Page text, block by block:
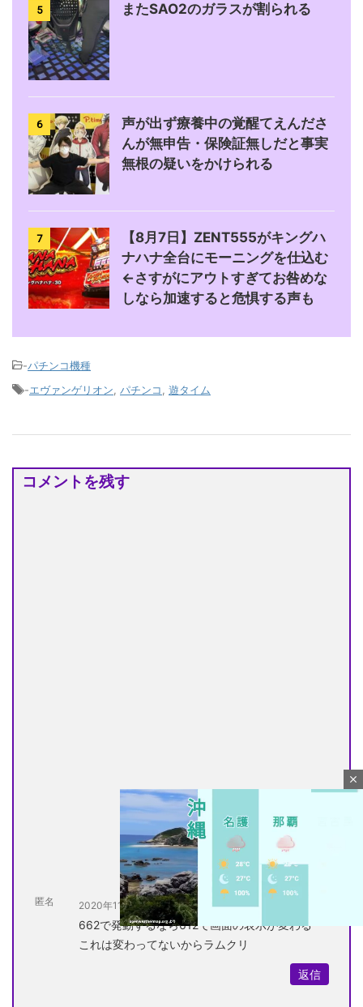
5 またSAO2のガラスが割られる
6
声が出ず療養中の覚醒てえんださ
んが無申告・保険証無しだと事実
無根の疑いをかけられる
7
【8月7日】ZENT555がキングハ
ナハナ全台にモーニングを仕込む
←さすがにアウトすぎてお咎めな
しなら加速すると危惧する声も
-パチンコ機種
-エヴァンゲリオン, パチンコ, 遊タイム
コメントを残す
匿名 2020年11月17日 at 3:57 AM
662で発動するなら612で画面の表示が変わる
これは変わってないからラムクリ
返信
close
M
u